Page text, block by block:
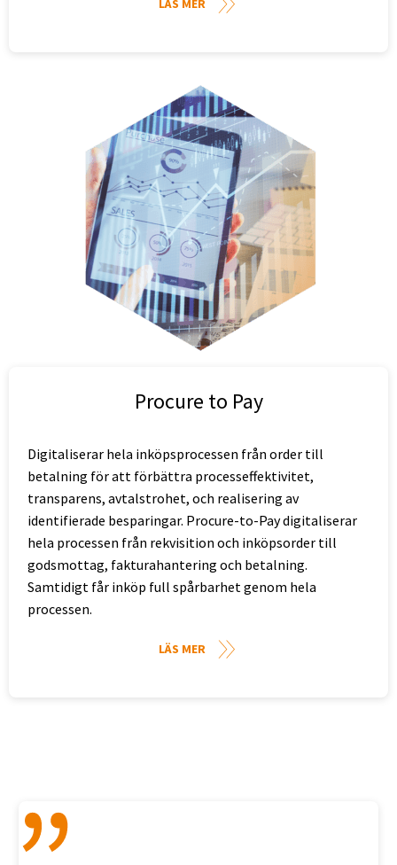
LÄS MER
Procure to Pay
Digitaliserar hela inköpsprocessen från order till
betalning för att förbättra processeffektivitet,
transparens, avtalstrohet, och realisering av
identifierade besparingar. Procure-to-Pay digitaliserar
hela processen från rekvisition och inköpsorder till
godsmottag, fakturahantering och betalning.
Samtidigt får inköp full spårbarhet genom hela
processen.
LÄS MER